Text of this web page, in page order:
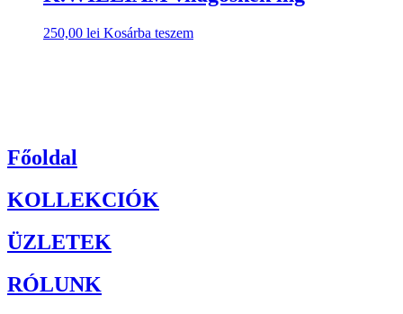
250,00 lei Kosárba teszem
Főoldal
KOLLEKCIÓK
ÜZLETEK
RÓLUNK